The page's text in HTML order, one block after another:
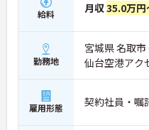
給料 月収35.0万円
勤務地
宮城県 名取
仙台空港アク
雇用形態 契約社員・嘱